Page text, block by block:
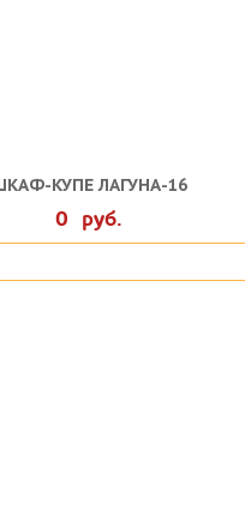
КУПЕ ЛАГУНА-16
0 руб.